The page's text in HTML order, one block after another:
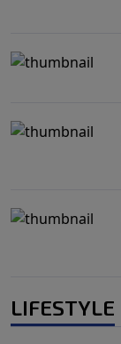
LIFESTYLE